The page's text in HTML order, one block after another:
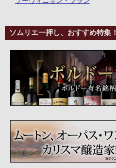
ソムリエ一押し、おすすめ特集！